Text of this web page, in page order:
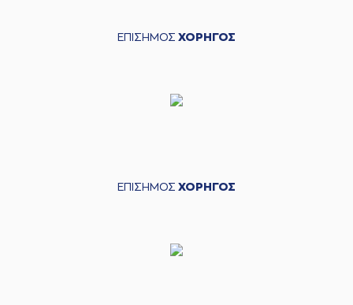
ΕΠΙΣΗΜΟΣ ΧΟΡΗΓΟΣ
ΕΠΙΣΗΜΟΣ ΧΟΡΗΓΟΣ